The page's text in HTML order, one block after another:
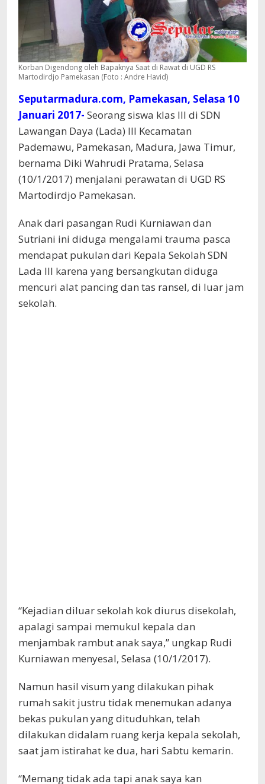
Korban Digendong oleh Bapaknya Saat di Rawat di UGD RS
Martodirdjo Pamekasan (Foto : Andre Havid)
Seputarmadura.com, Pamekasan, Selasa 10
Januari 2017- Seorang siswa klas III di SDN
Lawangan Daya (Lada) III Kecamatan
Pademawu, Pamekasan, Madura, Jawa Timur,
bernama Diki Wahrudi Pratama, Selasa
(10/1/2017) menjalani perawatan di UGD RS
Martodirdjo Pamekasan.
Anak dari pasangan Rudi Kurniawan dan
Sutriani ini diduga mengalami trauma pasca
mendapat pukulan dari Kepala Sekolah SDN
Lada III karena yang bersangkutan diduga
mencuri alat pancing dan tas ransel, di luar jam
sekolah.
“Kejadian diluar sekolah kok diurus disekolah,
apalagi sampai memukul kepala dan
menjambak rambut anak saya,” ungkap Rudi
Kurniawan menyesal, Selasa (10/1/2017).
Namun hasil visum yang dilakukan pihak
rumah sakit justru tidak menemukan adanya
bekas pukulan yang dituduhkan, telah
dilakukan didalam ruang kerja kepala sekolah,
saat jam istirahat ke dua, hari Sabtu kemarin.
“Memang tidak ada tapi anak saya kan